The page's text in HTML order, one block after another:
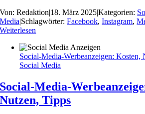
Von:Redaktion|18. März 2025|Kategorien:
Media|Schlagwörter:Facebook,Instagram,
Weiterlesen
Social-Media-Werbeanzeigen: Kosten,
Social Media
Social-Media-
Nutzen, Tipps